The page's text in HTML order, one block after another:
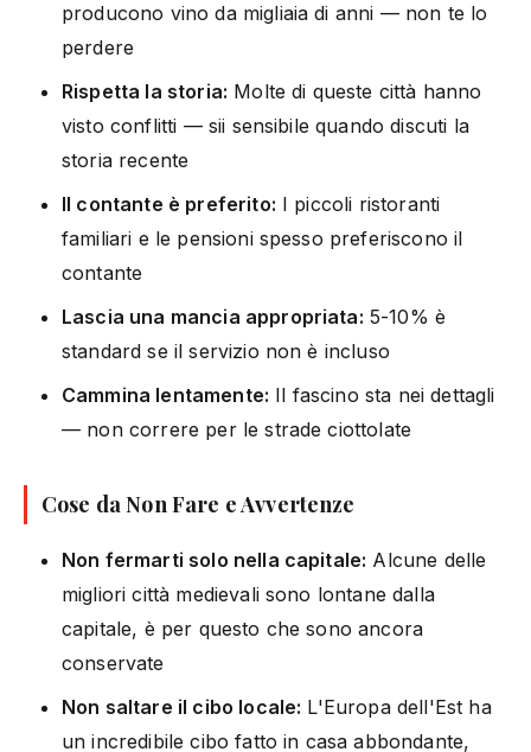
producono vino da migliaia di anni — non te lo
perdere
Rispetta la storia: Molte di queste città hanno
visto conflitti — sii sensibile quando discuti la
storia recente
Il contante è preferito: I piccoli ristoranti
familiari e le pensioni spesso preferiscono il
contante
Lascia una mancia appropriata: 5-10% è
standard se il servizio non è incluso
Cammina lentamente: Il fascino sta nei dettagli
— non correre per le strade ciottolate
Cose da Non Fare e Avvertenze
Non fermarti solo nella capitale: Alcune delle
migliori città medievali sono lontane dalla
capitale, è per questo che sono ancora
conservate
Non saltare il cibo locale: L'Europa dell'Est ha
un incredibile cibo fatto in casa abbondante,